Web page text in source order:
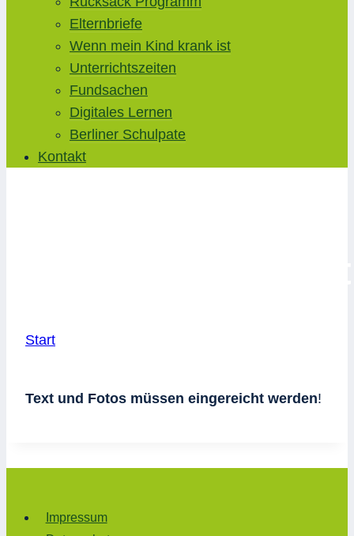
Elternbriefe
Wenn mein Kind krank ist
Unterrichtszeiten
Fundsachen
Digitales Lernen
Berliner Schulpate
Kontakt
Start
Text und Fotos müssen eingereicht werden!
Impressum